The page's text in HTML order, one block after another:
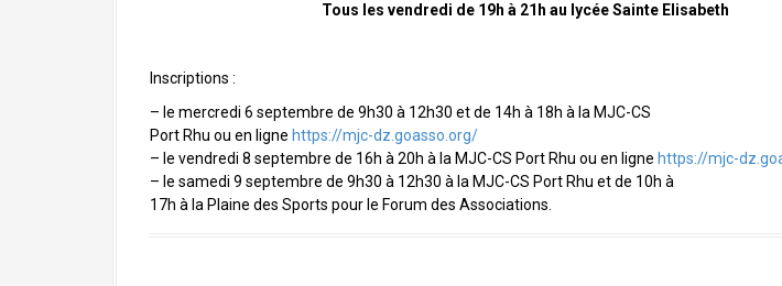
Tous les vendredi de 19h à 21h au lycée Sainte Elisabeth
Inscriptions :
– le mercredi 6 septembre de 9h30 à 12h30 et de 14h à 18h à la MJC-CS
Port Rhu ou en ligne https://mjc-dz.goasso.org/
– le vendredi 8 septembre de 16h à 20h à la MJC-CS Port Rhu ou en ligne https://mjc-
– le samedi 9 septembre de 9h30 à 12h30 à la MJC-CS Port Rhu et de 10h à
17h à la Plaine des Sports pour le Forum des Associations.